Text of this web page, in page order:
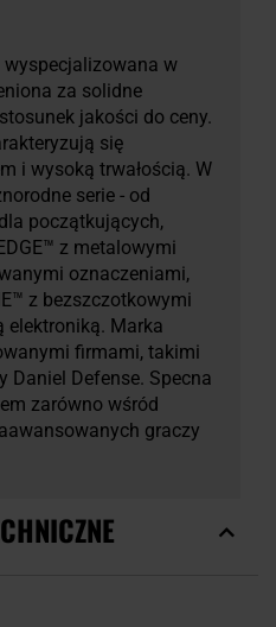
wyspecjalizowana w
za solidne
jakości do ceny.
się
i wysoką trwałością. W
serie - od
początkujących,
z metalowymi
oznaczeniami,
z bezszczotkowymi
elektroniką. Marka
firmami, takimi
Daniel Defense. Specna
zarówno wśród
graczy